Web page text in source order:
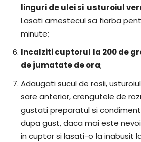
linguri de ulei si usturoiul
Lasati amestecul sa fiarba
minute;
Incalziti cuptorul la 200 de
de jumatate de ora;
Adaugati sucul de rosii,
sare anterior, crengutele de
gustati preparatul si
dupa gust, daca mai este
in cuptor si lasati-o la inabusit